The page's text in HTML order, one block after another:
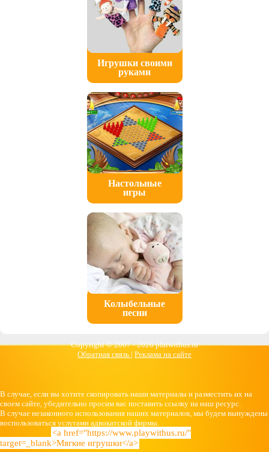
Игрушки своими
руками
Настольные
игры
Колыбельные
песни
Copyright © 2007 -2026 platwithus.ru
Обратная связь | Реклама на сайте
В случае, если вы хотите скопировать наши материалы и разместить их на
своем сайте, убедительно просим вас поставить ссылку на наш ресурс.
В случае незаконного использования наших материалов, мы будем вынуждены
воспользоваться услугами адвокатской фирмы.
<a href="https://www.playwithus.ru/"
target=_blank>Мягкие игрушки</a>